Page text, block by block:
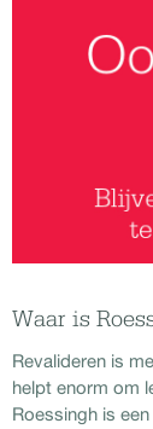
Waar is
Revalideren is
helpt enorm om
Roessingh is